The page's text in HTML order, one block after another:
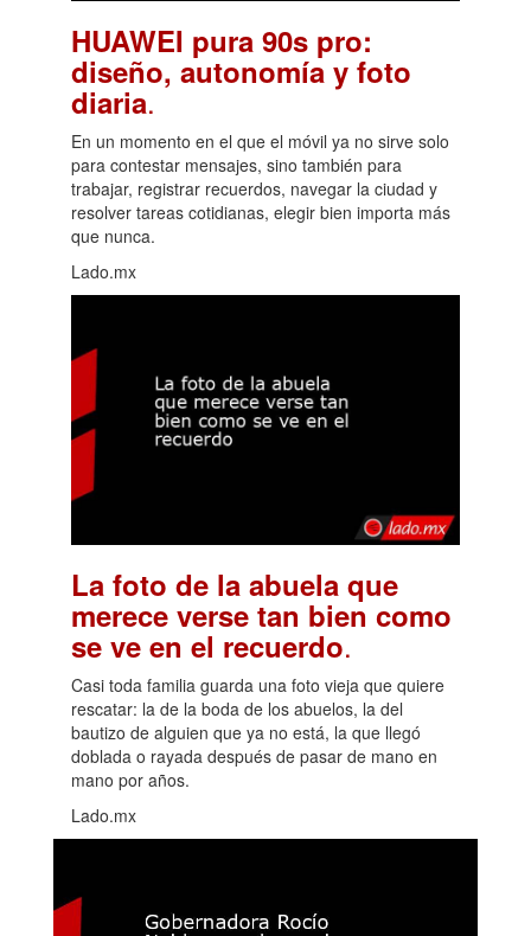
HUAWEI pura 90s pro:
diseño, autonomía y foto
diaria.
En un momento en el que el móvil ya no sirve solo
para contestar mensajes, sino también para
trabajar, registrar recuerdos, navegar la ciudad y
resolver tareas cotidianas, elegir bien importa más
que nunca.
Lado.mx
La foto de la abuela que
merece verse tan bien como
se ve en el recuerdo.
Casi toda familia guarda una foto vieja que quiere
rescatar: la de la boda de los abuelos, la del
bautizo de alguien que ya no está, la que llegó
doblada o rayada después de pasar de mano en
mano por años.
Lado.mx